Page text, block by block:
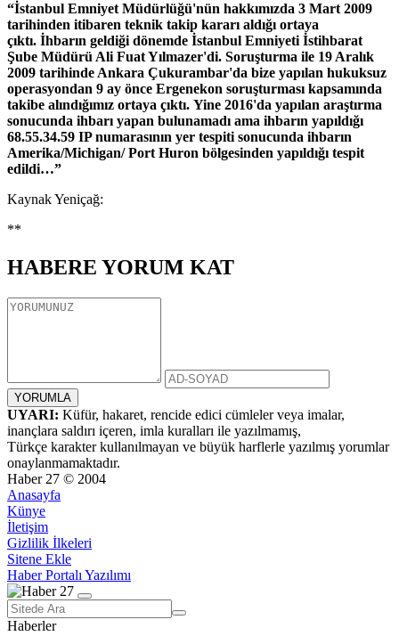
“İstanbul Emniyet Müdürlüğü'nün hakkımızda 3 Mart 2009
tarihinden itibaren teknik takip kararı aldığı ortaya
çıktı. İhbarın geldiği dönemde İstanbul Emniyeti İstihbarat
Şube Müdürü Ali Fuat Yılmazer'di. Soruşturma ile 19 Aralık
2009 tarihinde Ankara Çukurambar'da bize yapılan hukuksuz
operasyondan 9 ay önce Ergenekon soruşturması kapsamında
takibe alındığımız ortaya çıktı. Yine 2016'da yapılan araştırma
sonucunda ihbarı yapan bulunamadı ama ihbarın yapıldığı
68.55.34.59 IP numarasının yer tespiti sonucunda ihbarın
Amerika/Michigan/ Port Huron bölgesinden yapıldığı tespit
edildi…”
Kaynak Yeniçağ:
**
HABERE YORUM KAT
UYARI: Küfür, hakaret, rencide edici cümleler veya imalar,
inançlara saldırı içeren, imla kuralları ile yazılmamış,
Türkçe karakter kullanılmayan ve büyük harflerle yazılmış yorumlar
onaylanmamaktadır.
Haber 27 © 2004
Anasayfa
Künye
İletişim
Gizlilik İlkeleri
Sitene Ekle
Haber Portalı Yazılımı
Haberler